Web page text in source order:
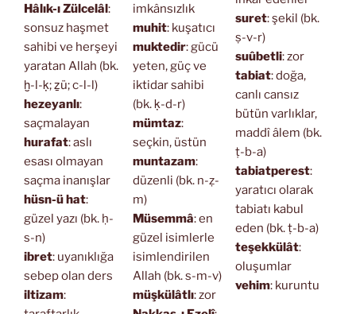
Hâlık-ı Zülcelâl:
sonsuz haşmet
sahibi ve herşeyi
yaratan Allah (bk.
ḫ-l-ḳ; ẕü; c-l-l)
hezeyanlı:
saçmalayan
hurafat: aslı
esası olmayan
saçma inanışlar
hüsn-ü hat:
güzel yazı (bk. ḥ-
s-n)
ibret: uyanıklığa
sebep olan ders
iltizam:
imkânsızlık
muhit: kuşatıcı
muktedir: gücü
yeten, güç ve
iktidar sahibi
(bk. ḳ-d-r)
mümtaz:
seçkin, üstün
muntazam:
düzenli (bk. n-ẓ-
m)
Müsemmâ: en
güzel isimlerle
isimlendirilen
Allah (bk. s-m-v)
müşkülâtlı: zor
suret: şekil (bk.
ṣ-v-r)
suûbetli: zor
tabiat: doğa,
canlı cansız
bütün varlıklar,
maddî âlem (bk.
ṭ-b-a)
tabiatperest:
yaratıcı olarak
tabiatı kabul
eden (bk. ṭ-b-a)
teşekkülât:
oluşumlar
vehim: kuruntu